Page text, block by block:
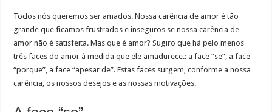
Todos nós queremos ser amados. Nossa carência de amor é tão
grande que ficamos frustrados e inseguros se nossa carência de
amor não é satisfeita. Mas que é amor? Sugiro que há pelo menos
três faces do amor à medida que ele amadurece.: a face “se”, a face
“porque”, a face “apesar de”. Estas faces surgem, conforme a nossa
carência, os nossos desejos e as nossas motivações.